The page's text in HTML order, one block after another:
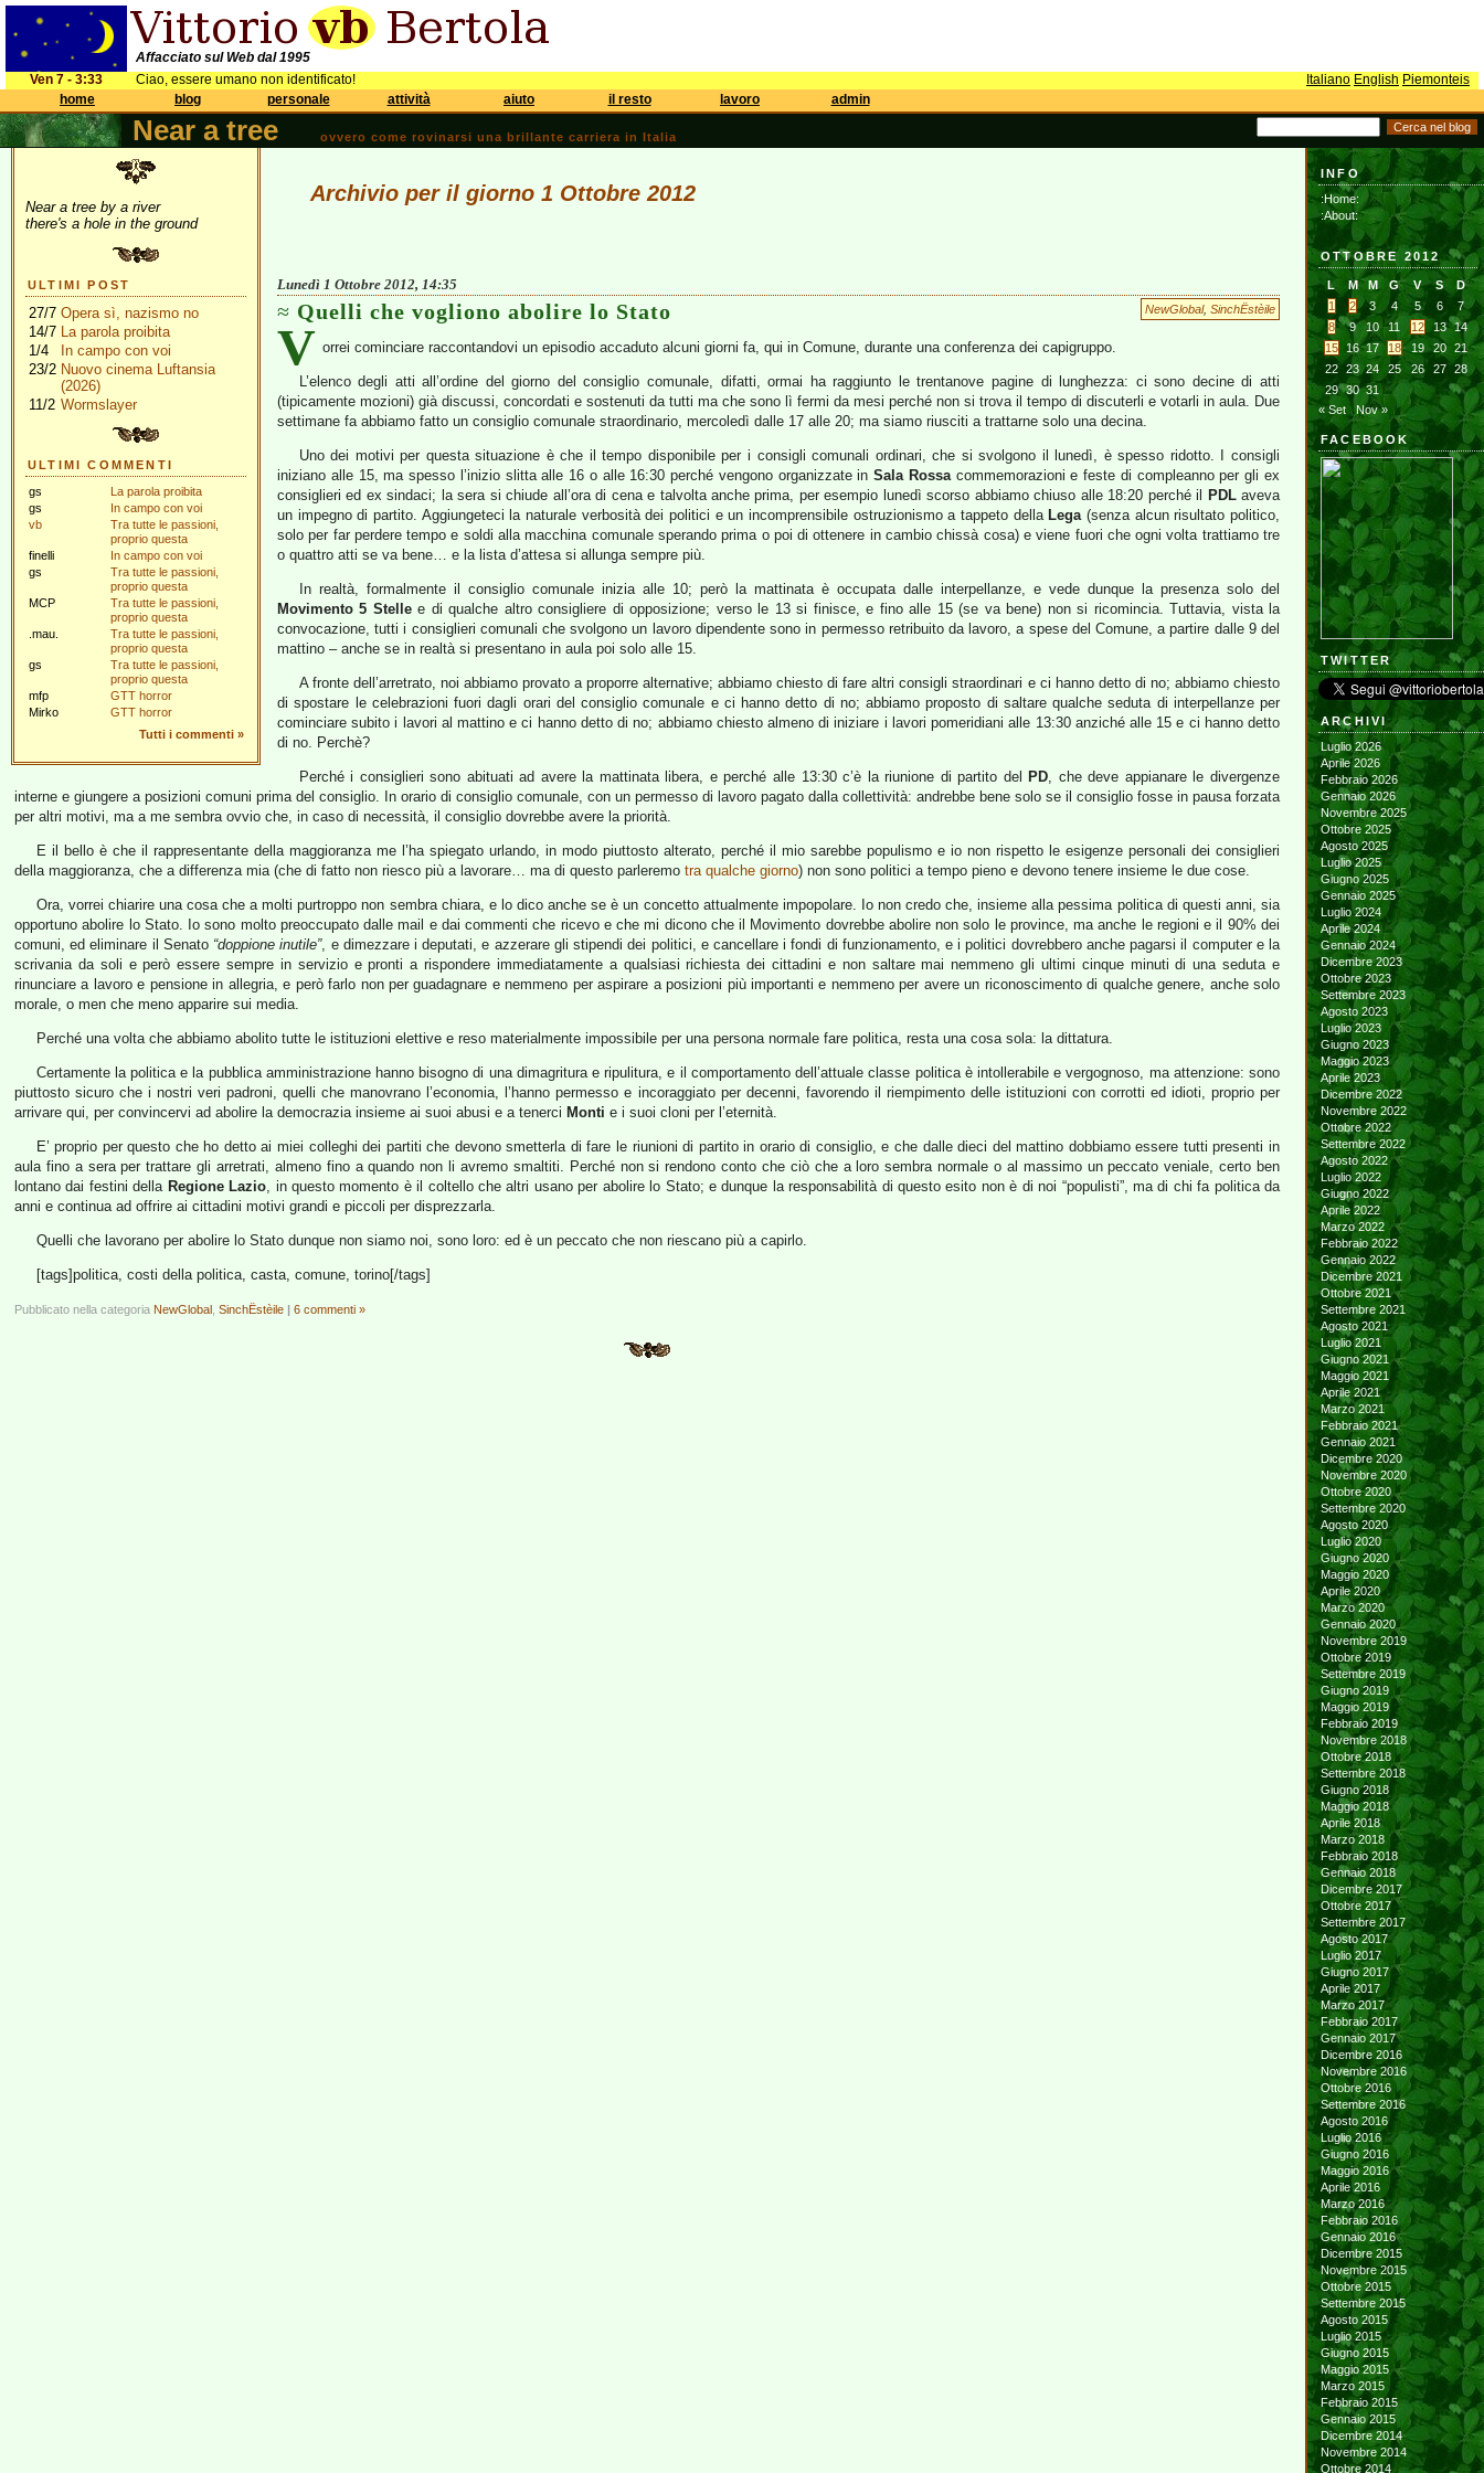
Affacciato sul Web dal 1995
Ven 7 - 3:33
Ciao, essere umano non identificato! Italiano English Piemonteis
home
blog personale attività aiuto il resto lavoro admin
Near a tree ovvero come rovinarsi una brillante carriera in Italia
Near a tree by a river
there's a hole in the ground
ULTIMI POST
27/7 Opera sì, nazismo no
14/7 La parola proibita
1/4
In campo con voi
23/2 Nuovo cinema Luftansia
(2026)
11/2 Wormslayer
ULTIMI COMMENTI
gs
La parola proibita
gs
In campo con voi
vb
Tra tutte le passioni,
proprio questa
finelli
In campo con voi
gs
Tra tutte le passioni,
proprio questa
MCP
Tra tutte le passioni,
proprio questa
.mau.
Tra tutte le passioni,
proprio questa
gs
Tra tutte le passioni,
proprio questa
mfp
GTT horror
Mirko
GTT horror
Tutti i commenti »
Archivio per il giorno 1 Ottobre 2012
Lunedì 1 Ottobre 2012, 14:35
NewGlobal, SinchËstèile
Quelli che vogliono abolire lo Stato
V orrei cominciare raccontandovi un episodio accaduto alcuni giorni fa, qui in Comune, durante una conferenza dei capigruppo.
L’elenco degli atti all’ordine del giorno del consiglio comunale, difatti, ormai ha raggiunto le trentanove pagine di lunghezza: ci sono decine di atti
(tipicamente mozioni) già discussi, concordati e sostenuti da tutti ma che sono lì fermi da mesi perché non si trova il tempo di discuterli e votarli in aula. Due
settimane fa abbiamo fatto un consiglio comunale straordinario, mercoledì dalle 17 alle 20; ma siamo riusciti a trattarne solo una decina.
Uno dei motivi per questa situazione è che il tempo disponibile per i consigli comunali ordinari, che si svolgono il lunedì, è spesso ridotto. I consigli
iniziano alle 15, ma spesso l’inizio slitta alle 16 o alle 16:30 perché vengono organizzate inSala Rossacommemorazioni e feste di compleanno per gli ex
consiglieri ed ex sindaci; la sera si chiude all’ora di cena e talvolta anche prima, per esempio lunedì scorso abbiamo chiuso alle 18:20 perché il
PDLaveva
un impegno di partito. Aggiungeteci la naturale verbosità dei politici e un incomprensibile ostruzionismo a tappeto della Lega(senza alcun risultato politico,
solo per far perdere tempo e soldi alla macchina comunale sperando prima o poi di ottenere in cambio chissà cosa) e viene fuori che ogni volta trattiamo tre
o quattro atti se va bene… e la lista d’attesa si allunga sempre più.
In realtà, formalmente il consiglio comunale inizia alle 10; però la mattinata è occupata dalle interpellanze, e vede dunque la presenza solo del
Movimento 5 Stellee di qualche altro consigliere di opposizione; verso le 13 si finisce, e fino alle 15 (se va bene) non si ricomincia. Tuttavia, vista la
convocazione, tutti i consiglieri comunali che svolgono un lavoro dipendente sono in permesso retribuito da lavoro, a spese del Comune, a partire dalle 9 del
mattino – anche se in realtà si presentano in aula poi solo alle 15.
A fronte dell’arretrato, noi abbiamo provato a proporre alternative; abbiamo chiesto di fare altri consigli straordinari e ci hanno detto di no; abbiamo chiesto
di spostare le celebrazioni fuori dagli orari del consiglio comunale e ci hanno detto di no; abbiamo proposto di saltare qualche seduta di interpellanze per
cominciare subito i lavori al mattino e ci hanno detto di no; abbiamo chiesto almeno di iniziare i lavori pomeridiani alle 13:30 anziché alle 15 e ci hanno detto
di no. Perchè?
Perché i consiglieri sono abituati ad avere la mattinata libera, e perché alle 13:30 c’è la riunione di partito del PD, che deve appianare le divergenze
interne e giungere a posizioni comuni prima del consiglio. In orario di consiglio comunale, con un permesso di lavoro pagato dalla collettività: andrebbe bene solo se il consiglio fosse in pausa forzata
per altri motivi, ma a me sembra ovvio che, in caso di necessità, il consiglio dovrebbe avere la priorità.
E il bello è che il rappresentante della maggioranza me l’ha spiegato urlando, in modo piuttosto alterato, perché il mio sarebbe populismo e io non rispetto le esigenze personali dei consiglieri
della maggioranza, che a differenza mia (che di fatto non riesco più a lavorare… ma di questo parleremo tra qualche giorno) non sono politici a tempo pieno e devono tenere insieme le due cose.
Ora, vorrei chiarire una cosa che a molti purtroppo non sembra chiara, e lo dico anche se è un concetto attualmente impopolare. Io non credo che, insieme alla pessima politica di questi anni, sia
opportuno abolire lo Stato. Io sono molto preoccupato dalle mail e dai commenti che ricevo e che mi dicono che il Movimento dovrebbe abolire non solo le province, ma anche le regioni e il 90% dei
comuni, ed eliminare il Senato“doppione inutile”, e dimezzare i deputati, e azzerare gli stipendi dei politici, e cancellare i fondi di funzionamento, e i politici dovrebbero anche pagarsi il computer e la
scrivania da soli e però essere sempre in servizio e pronti a rispondere immediatamente a qualsiasi richiesta dei cittadini e non saltare mai nemmeno gli ultimi cinque minuti di una seduta e
rinunciare a lavoro e pensione in allegria, e però farlo non per guadagnare e nemmeno per aspirare a posizioni più importanti e nemmeno per avere un riconoscimento di qualche genere, anche solo
morale, o men che meno apparire sui media.
Perché una volta che abbiamo abolito tutte le istituzioni elettive e reso materialmente impossibile per una persona normale fare politica, resta una cosa sola: la dittatura.
Certamente la politica e la pubblica amministrazione hanno bisogno di una dimagritura e ripulitura, e il comportamento dell’attuale classe politica è intollerabile e vergognoso, ma attenzione: sono
piuttosto sicuro che i nostri veri padroni, quelli che manovrano l’economia, l’hanno permesso e incoraggiato per decenni, favorendo il riempimento delle istituzioni con corrotti ed idioti, proprio per
arrivare qui, per convincervi ad abolire la democrazia insieme ai suoi abusi e a tenerci Monti e i suoi cloni per l’eternità.
E’ proprio per questo che ho detto ai miei colleghi dei partiti che devono smetterla di fare le riunioni di partito in orario di consiglio, e che dalle dieci del mattino dobbiamo essere tutti presenti in
aula fino a sera per trattare gli arretrati, almeno fino a quando non li avremo smaltiti. Perché non si rendono conto che ciò che a loro sembra normale o al massimo un peccato veniale, certo ben
lontano dai festini della Regione Lazio, in questo momento è il coltello che altri usano per abolire lo Stato; e dunque la responsabilità di questo esito non è di noi “populisti”, ma di chi fa politica da
anni e continua ad offrire ai cittadini motivi grandi e piccoli per disprezzarla.
Quelli che lavorano per abolire lo Stato dunque non siamo noi, sono loro: ed è un peccato che non riescano più a capirlo.
[tags]politica, costi della politica, casta, comune, torino[/tags]
Pubblicato nella categoria NewGlobal SinchËstèile | 6 commenti »
INFO
:Home:
:About:
OTTOBRE 2012
L M M G V S
D
1
2 3 4 5 6
7
8
9 10 11 12 13
14
15
16 17 18 19 20
21
22
23 24 25 26 27
28
29
30 31
« Set
Nov »
FACEBOOK
TWITTER
ARCHIVI
Luglio 2026
Aprile 2026
Febbraio 2026
Gennaio 2026
Novembre 2025
Ottobre 2025
Agosto 2025
Luglio 2025
Giugno 2025
Gennaio 2025
Luglio 2024
Aprile 2024
Gennaio 2024
Dicembre 2023
Ottobre 2023
Settembre 2023
Agosto 2023
Luglio 2023
Giugno 2023
Maggio 2023
Aprile 2023
Dicembre 2022
Novembre 2022
Ottobre 2022
Settembre 2022
Agosto 2022
Luglio 2022
Giugno 2022
Aprile 2022
Marzo 2022
Febbraio 2022
Gennaio 2022
Dicembre 2021
Ottobre 2021
Settembre 2021
Agosto 2021
Luglio 2021
Giugno 2021
Maggio 2021
Aprile 2021
Marzo 2021
Febbraio 2021
Gennaio 2021
Dicembre 2020
Novembre 2020
Ottobre 2020
Settembre 2020
Agosto 2020
Luglio 2020
Giugno 2020
Maggio 2020
Aprile 2020
Marzo 2020
Gennaio 2020
Novembre 2019
Ottobre 2019
Settembre 2019
Giugno 2019
Maggio 2019
Febbraio 2019
Novembre 2018
Ottobre 2018
Settembre 2018
Giugno 2018
Maggio 2018
Aprile 2018
Marzo 2018
Febbraio 2018
Gennaio 2018
Dicembre 2017
Ottobre 2017
Settembre 2017
Agosto 2017
Luglio 2017
Giugno 2017
Aprile 2017
Marzo 2017
Febbraio 2017
Gennaio 2017
Dicembre 2016
Novembre 2016
Ottobre 2016
Settembre 2016
Agosto 2016
Luglio 2016
Giugno 2016
Maggio 2016
Aprile 2016
Marzo 2016
Febbraio 2016
Gennaio 2016
Dicembre 2015
Novembre 2015
Ottobre 2015
Settembre 2015
Agosto 2015
Luglio 2015
Giugno 2015
Maggio 2015
Marzo 2015
Febbraio 2015
Gennaio 2015
Dicembre 2014
Novembre 2014
Ottobre 2014